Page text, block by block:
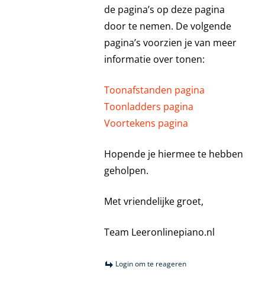
de pagina’s op deze pagina
door te nemen. De volgende
pagina’s voorzien je van meer
informatie over tonen:
Toonafstanden pagina
Toonladders pagina
Voortekens pagina
Hopende je hiermee te hebben
geholpen.
Met vriendelijke groet,
Team Leeronlinepiano.nl
Login om te reageren